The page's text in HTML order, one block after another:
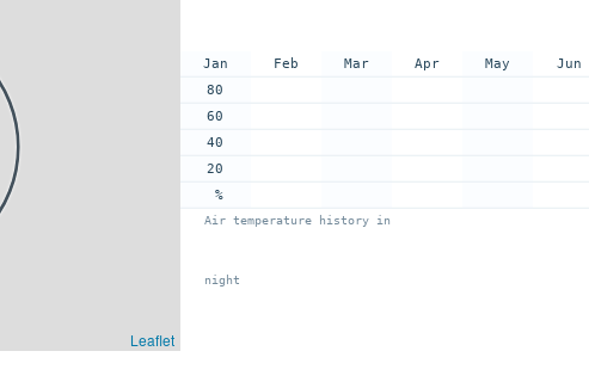
Leaflet
Jan
80
60
40
20
%
Feb Mar Apr May Jun
Air temperature history in
night